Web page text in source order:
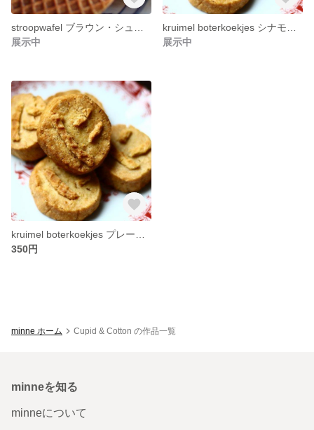
展示中
展示中
350円
minne ホーム Cupid & Cotton の作品一覧
minneを知る
minneについて